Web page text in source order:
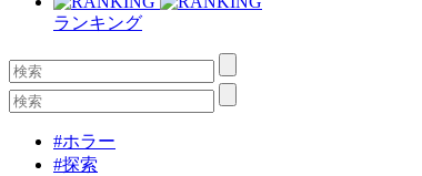
ランキング
#ホラー
#探索